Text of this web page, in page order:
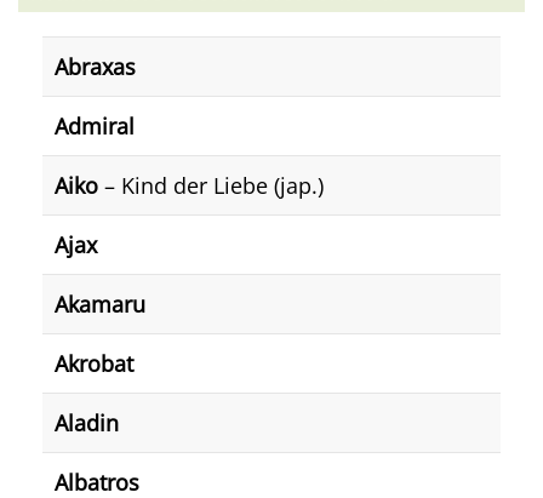
Abraxas
Admiral
Aiko – Kind der Liebe (jap.)
Ajax
Akamaru
Akrobat
Aladin
Albatros